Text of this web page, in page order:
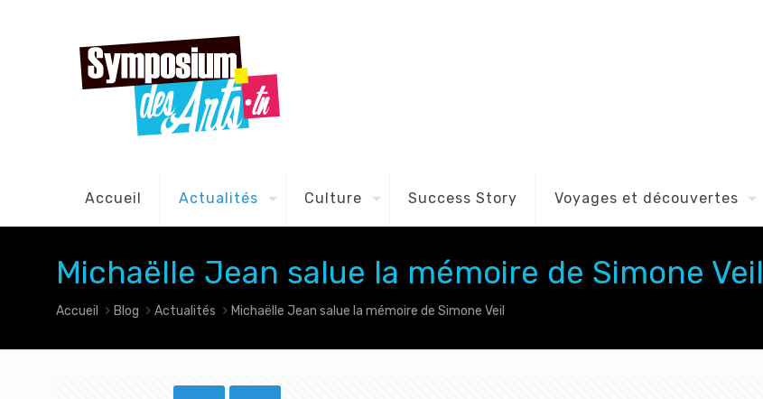
Accueil Actualités Culture Success Story Voyages et découvertes
Michaëlle Jean salue la mémoire de Simone Veil
Accueil Blog Actualités Michaëlle Jean salue la mémoire de Simone Veil